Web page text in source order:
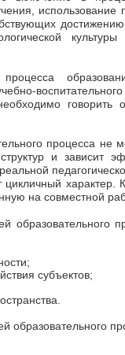
использование
культуры
говорить
процесса не
и зависит
цикличный
на совместной
образовательного
субъектов;
образовательного